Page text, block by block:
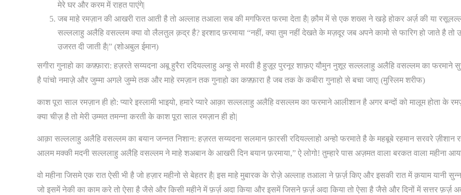
मेरे घर और करम में राहत पाएंगे|
जब माहे रमज़ान की आखरी रात आती है तो अल्लाह तआला सब की मगफिरत फरमा देता है| क़ौम में से एक शख्स ने खड़े होकर अर्ज़ की या
सल्ललाहु अलैहि वसल्लम क्या वो लैलतुल क़द्र है? इरशाद फ़रमाया “नहीं, क्या तुम नहीं देखते के मज़दूर जब अपने कामो से फारिग हो जाते है तो
उजरत दी जाती है|” (शोअबुल ईमान)
सगीरा गुनाहो का कफ़्फ़ारा: हज़रते सय्यदना अबू हुरैरा रदियल्लाहु अन्हु से मरवी है हुज़ूर पुरनूर शाफ़ए यौमुन नुशूर सल्ललाहु अलैहि वसल्लम का फरमाने
है पांचो नमाज़े और जुम्मा अगले जुम्मे तक और माहे रमज़ान तक गुनाहो का कफ़्फ़ारा है जब तक के कबीरा गुनाहो से बचा जाए| (मुस्लिम शरीफ)
काश पूरा साल रमज़ान ही हो: प्यारे इस्लामी भाइयो, हमारे प्यारे आक़ा सल्ललाहु अलैहि वसल्लम का फरमाने आलीशान है अगर बन्दों को मालूम होता के
क्या चीज़ है तो मेरी उम्मत तमन्ना करती के काश पूरा साल रमज़ान ही हो|
आक़ा सल्ललाहु अलैहि वसल्लम का बयान जन्नत निशान: हज़रत सय्यदना सलमान फ़ारसी रदियल्लाहो अन्हो फरमाते है के महबूबे रहमान सरवरे ज़ीशान
आलम मक्की मदनी सल्ललाहु अलैहि वसल्लम ने माहे शअबान के आखरी दिन बयान फ़रमाया,” ऐ लोगो! तुम्हारे पास अज़मत वाला बरकत वाला महीना
वो महीना जिसमे एक रात ऐसी भी है जो हज़ार महीनो से बेहतर है| इस माहे मुबारक के रोज़े अल्लाह तआला ने फ़र्ज़ किए और इसकी रात में क़याम यानी
जो इसमें नेकी का काम करे तो ऐसा है जैसे और किसी महीने में फ़र्ज़ अदा किया और इसमें जिसने फ़र्ज़ अदा किया तो ऐसा है जैसे और दिनों में सत्तर फ़र्ज़